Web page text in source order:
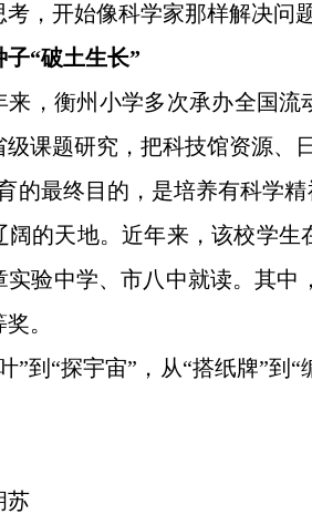
考，开始像科学家那样解决问
子“破土生长”
来，衡州小学多次承办全国
级课题研究，把科技馆资源、
的最终目的，是培养有科学
阔的天地。近年来，该校学
实验中学、市八中就读。其中
。
”到“探宇宙”，从“搭纸牌”
苏